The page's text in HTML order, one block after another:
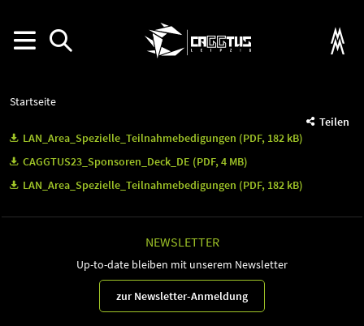
Startseite
Teilen
LAN_Area_Spezielle_Teilnahmebedigungen (PDF, 182 kB)
CAGGTUS23_Sponsoren_Deck_DE (PDF, 4 MB)
LAN_Area_Spezielle_Teilnahmebedigungen (PDF, 182 kB)
NEWSLETTER
Up-to-date bleiben mit unserem Newsletter
zur Newsletter-Anmeldung